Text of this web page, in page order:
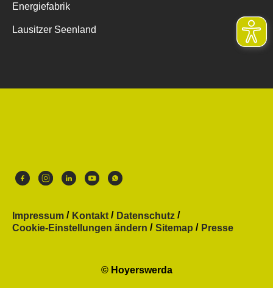
Energiefabrik
Lausitzer Seenland
Impressum Kontakt
Datenschutz
Cookie-Einstellungen ändern
Sitemap Presse
© Hoyerswerda